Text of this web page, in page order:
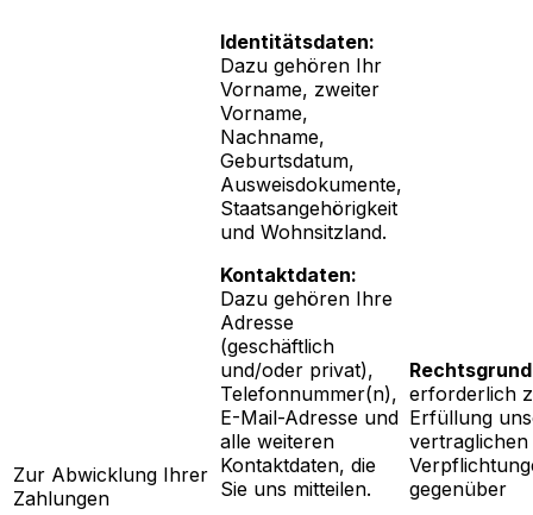
Zur Abwicklung Ihrer
Zahlungen
Identitätsdaten:
Dazu gehören Ihr
Vorname, zweiter
Vorname,
Nachname,
Geburtsdatum,
Ausweisdokumente,
Staatsangehörigkeit
und Wohnsitzland.
Kontaktdaten:
Dazu gehören Ihre
Adresse
(geschäftlich
und/oder privat),
Telefonnummer(n),
E-Mail-Adresse und
alle weiteren
Kontaktdaten, die
Sie uns mitteilen.
erforderlich
Erfüllung
vertraglichen
gegenüber